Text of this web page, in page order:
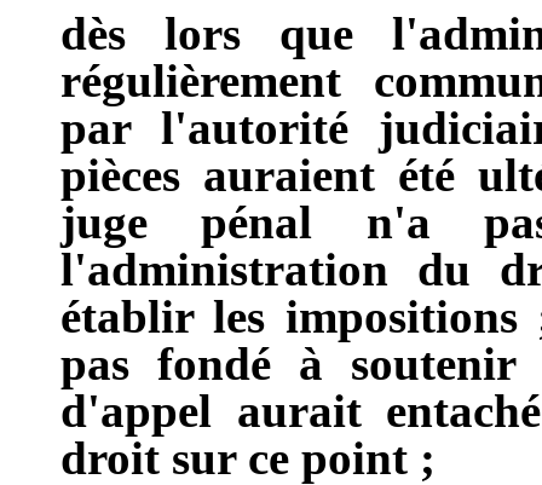
dès lors que
régulièrement
par l'autorité
pièces auraient été
juge pénal n'a
l'administration du
établir les
pas fondé à
d'appel aurait
droit sur ce point ;